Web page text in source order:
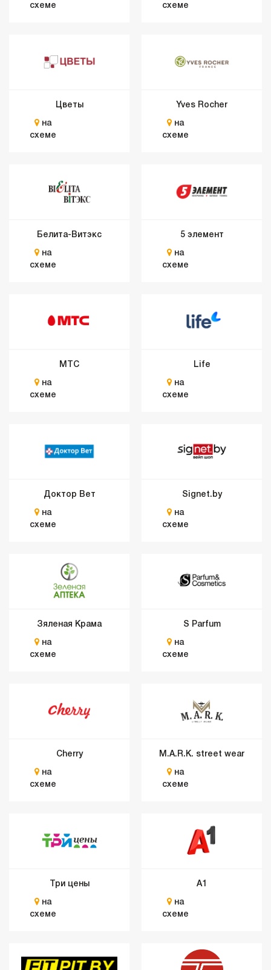
схеме
схеме
Цветы
на
схеме
Yves Rocher
на
схеме
Белита-Витэкс
на
схеме
5 элемент
на
схеме
МТС
на
схеме
Life
на
схеме
Доктор Вет
на
схеме
Signet.by
на
схеме
Зяленая Крама
на
схеме
S Parfum
на
схеме
Cherry
на
схеме
M.A.R.K. street wear
на
схеме
Три цены
на
схеме
А1
на
схеме